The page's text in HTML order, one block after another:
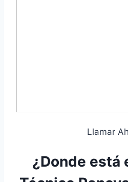
Llamar
¿Donde está